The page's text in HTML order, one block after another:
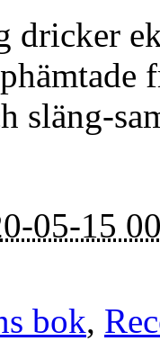
dricker
släng-
05-15
bok,